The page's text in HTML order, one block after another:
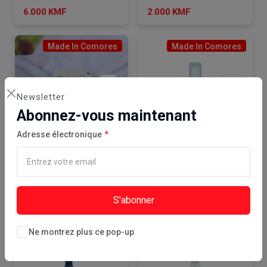
Newsletter
Abonnez-vous maintenant
Adresse électronique
S'abonner
Ne montrez plus ce pop-up
6.000 KMF
2.000 KMF
Made In Comores
Ajouter Au Panier
Point de retrait
kuuzacomores
Savon café des Comores Wutamu
Made In Comores
kuuzacomores
Huile de massage 50ml YOUSRA COSMETICS